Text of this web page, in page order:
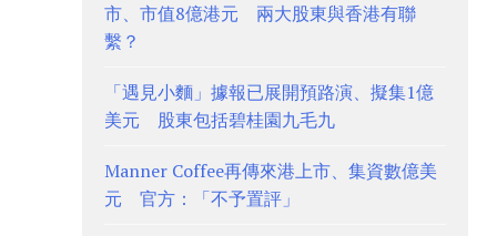
市、市值8億港元 兩大股東與香港有聯
繫？
「遇見小麵」據報已展開預路演、擬集1億
美元 股東包括碧桂園九毛九
Manner Coffee再傳來港上市、集資數億美
元 官方：「不予置評」